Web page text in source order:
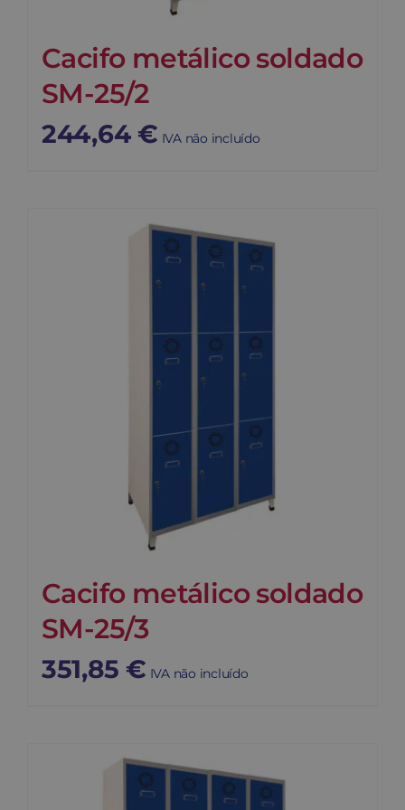
Cacifo metálico soldado
SM-25/2
244,64 € IVA não incluído
Cacifo metálico soldado
SM-25/3
351,85 € IVA não incluído